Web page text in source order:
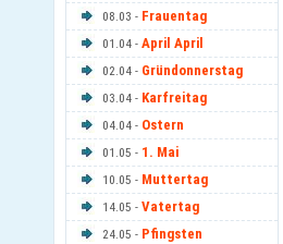
08.03 - Frauentag
01.04 - April April
02.04 - Gründonnerstag
03.04 - Karfreitag
04.04 - Ostern
01.05 - 1. Mai
10.05 - Muttertag
14.05 - Vatertag
24.05 - Pfingsten